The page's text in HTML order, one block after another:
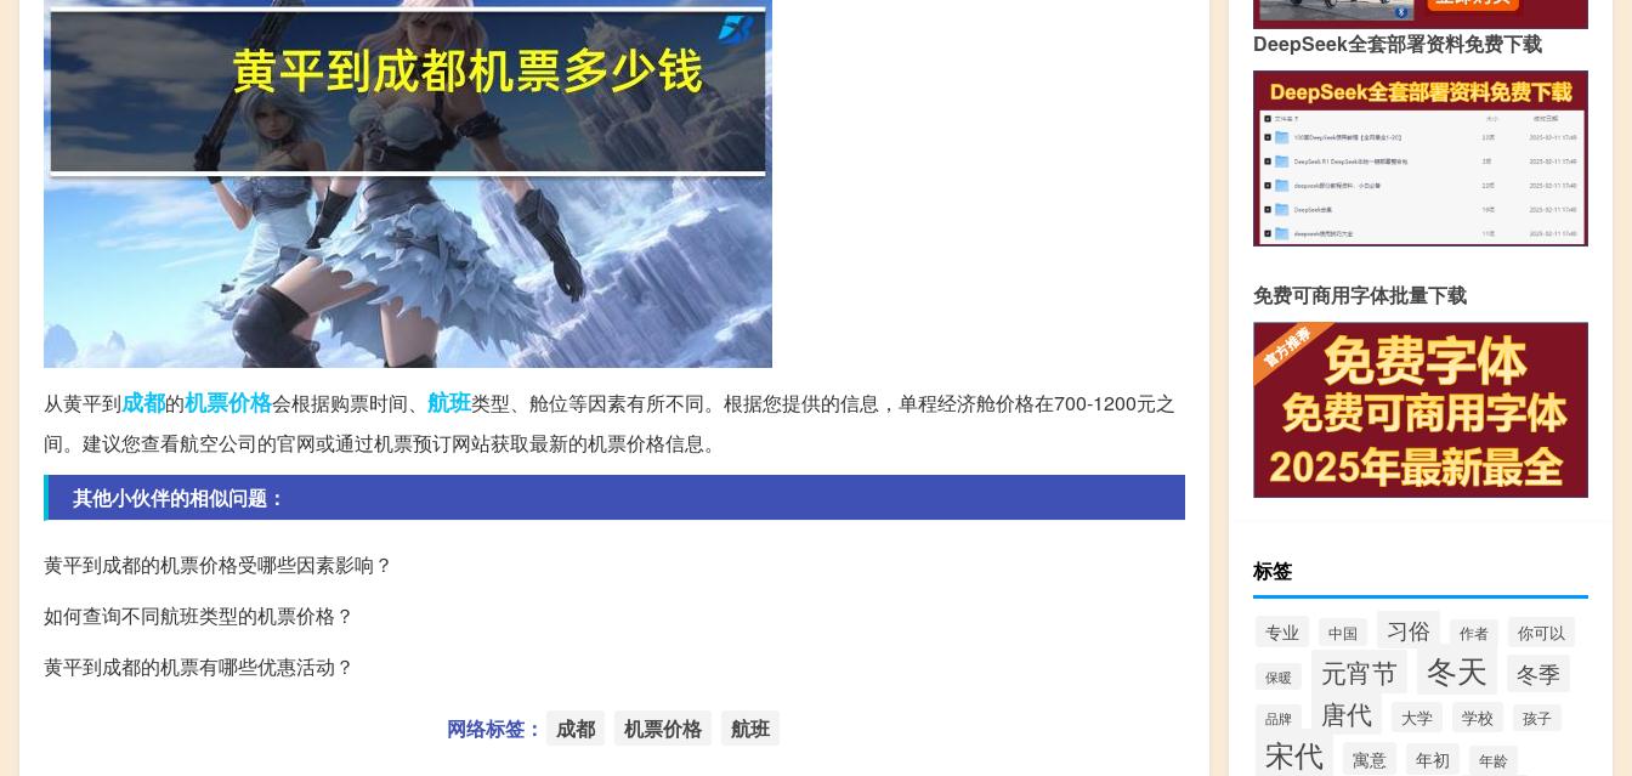
从黄平到成都的机票价格会根据购票时间、 航班类型、舱位等因素有所不同。根据您提供的信息，单程经济舱价格在700-1200元之
间。建议您查看航空公司的官网或通过机票预订网站获取最新的机票价格信息。
其他小伙伴的相似问题：
黄平到成都的机票价格受哪些因素影响？
如何查询不同航班类型的机票价格？
黄平到成都的机票有哪些优惠活动？
网络标签： 成都 机票价格 航班
DeepSeek全套部署资料免费下载
免费可商用字体批量下载
标签
专业 中国 习俗 作者 你可以
保暖 元宵节 冬天 冬季
品牌 唐代 大学 学校 孩子
宋代 寓意 年初 年龄